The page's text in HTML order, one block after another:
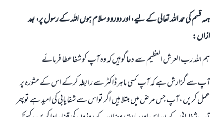
ہمہ قسم کی حمد اللہ تعالی کے لیے، اور دورو و سلام ہوں اللہ کے رسول پر، بعد
ازاں:
ہم اللہ رب العرش العظيم سے دعا گوہيں کہ وہ آپ کو شفا عطا فرمائے
آپ سے گزارش ہے کہ آپ کسی ماہرڈاکٹر سے رابطہ کرکے اس کے مشورہ پر
عمل کریں ، آپ جس مرض میں مبتلا ہیں اگر تواس سے شفایابی کی امید ہے توپھر